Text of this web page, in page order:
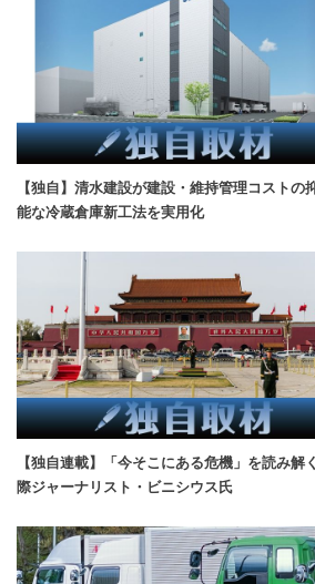
【独自】清水建設が建設・維持管理コストの
能な冷蔵倉庫新工法を実用化
【独自連載】「今そこにある危機」を読み
際ジャーナリスト・ビニシウス氏